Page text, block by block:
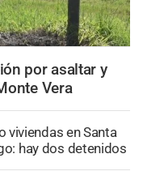
por asaltar y
Vera
viviendas en Santa
hay dos detenidos